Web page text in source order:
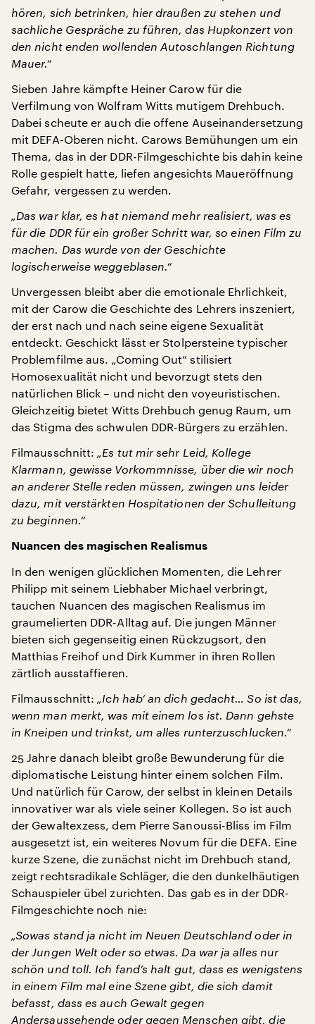
hören, sich betrinken, hier draußen zu stehen und
sachliche Gespräche zu führen, das Hupkonzert von
den nicht enden wollenden Autoschlangen Richtung
Mauer.“
Sieben Jahre kämpfte Heiner Carow für die
Verfilmung von Wolfram Witts mutigem Drehbuch.
Dabei scheute er auch die offene Auseinandersetzung
mit DEFA-Oberen nicht. Carows Bemühungen um ein
Thema, das in der DDR-Filmgeschichte bis dahin keine
Rolle gespielt hatte, liefen angesichts Maueröffnung
Gefahr, vergessen zu werden.
„Das war klar, es hat niemand mehr realisiert, was es
für die DDR für ein großer Schritt war, so einen Film zu
machen. Das wurde von der Geschichte
logischerweise weggeblasen.“
Unvergessen bleibt aber die emotionale Ehrlichkeit,
mit der Carow die Geschichte des Lehrers inszeniert,
der erst nach und nach seine eigene Sexualität
entdeckt. Geschickt lässt er Stolpersteine typischer
Problemfilme aus. „Coming Out“ stilisiert
Homosexualität nicht und bevorzugt stets den
natürlichen Blick – und nicht den voyeuristischen.
Gleichzeitig bietet Witts Drehbuch genug Raum, um
das Stigma des schwulen DDR-Bürgers zu erzählen.
Filmausschnitt: „Es tut mir sehr Leid, Kollege
Klarmann, gewisse Vorkommnisse, über die wir noch
an anderer Stelle reden müssen, zwingen uns leider
dazu, mit verstärkten Hospitationen der Schulleitung
zu beginnen.“
Nuancen des magischen Realismus
In den wenigen glücklichen Momenten, die Lehrer
Philipp mit seinem Liebhaber Michael verbringt,
tauchen Nuancen des magischen Realismus im
graumelierten DDR-Alltag auf. Die jungen Männer
bieten sich gegenseitig einen Rückzugsort, den
Matthias Freihof und Dirk Kummer in ihren Rollen
zärtlich ausstaffieren.
Filmausschnitt: „Ich hab‘ an dich gedacht… So ist das,
wenn man merkt, was mit einem los ist. Dann gehste
in Kneipen und trinkst, um alles runterzuschlucken.“
25 Jahre danach bleibt große Bewunderung für die
diplomatische Leistung hinter einem solchen Film.
Und natürlich für Carow, der selbst in kleinen Details
innovativer war als viele seiner Kollegen. So ist auch
der Gewaltexzess, dem Pierre Sanoussi-Bliss im Film
ausgesetzt ist, ein weiteres Novum für die DEFA. Eine
kurze Szene, die zunächst nicht im Drehbuch stand,
zeigt rechtsradikale Schläger, die den dunkelhäutigen
Schauspieler übel zurichten. Das gab es in der DDR-
Filmgeschichte noch nie:
„Sowas stand ja nicht im Neuen Deutschland oder in
der Jungen Welt oder so etwas. Da war ja alles nur
schön und toll. Ich fand’s halt gut, dass es wenigstens
in einem Film mal eine Szene gibt, die sich damit
befasst, dass es auch Gewalt gegen
Andersaussehende oder gegen Menschen gibt, die